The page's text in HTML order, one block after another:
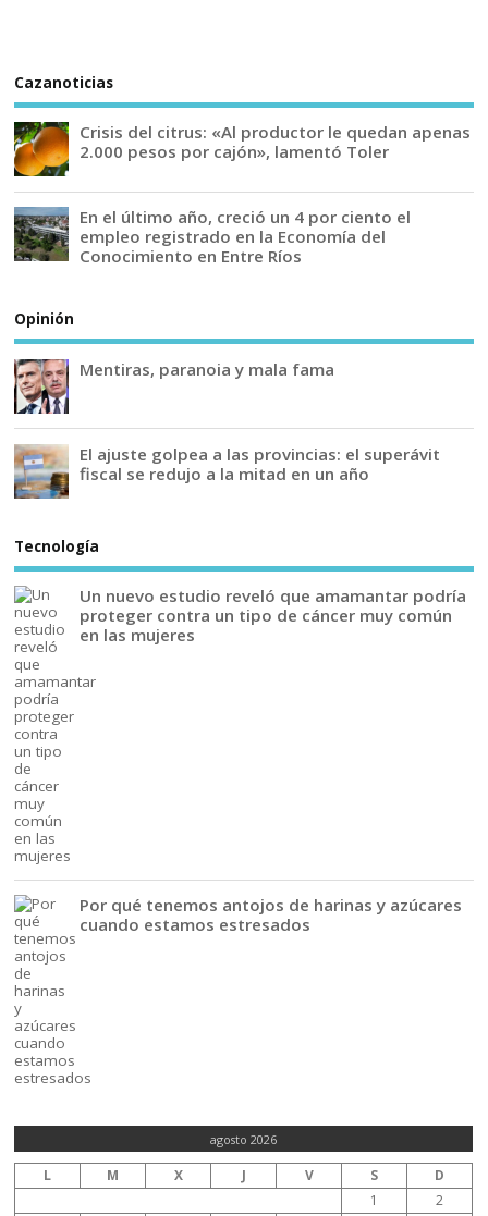
Cazanoticias
Crisis del citrus: «Al productor le quedan apenas
2.000 pesos por cajón», lamentó Toler
En el último año, creció un 4 por ciento el
empleo registrado en la Economía del
Conocimiento en Entre Ríos
Opinión
Mentiras, paranoia y mala fama
El ajuste golpea a las provincias: el superávit
fiscal se redujo a la mitad en un año
Tecnología
Un nuevo estudio reveló que amamantar podría
proteger contra un tipo de cáncer muy común
en las mujeres
Por qué tenemos antojos de harinas y azúcares
cuando estamos estresados
agosto 2026
L M X J V S
D
1
2